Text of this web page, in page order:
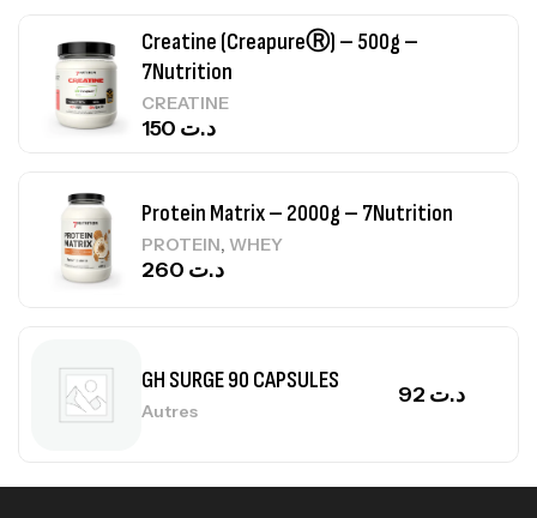
Creatine (CreapureⓇ) – 500g –
7Nutrition
CREATINE
د.ت
Protein Matrix – 2000g – 7Nutrition
PROTEIN,WHEY
د.ت
GH SURGE 90 CAPSULES
Autres
د.ت